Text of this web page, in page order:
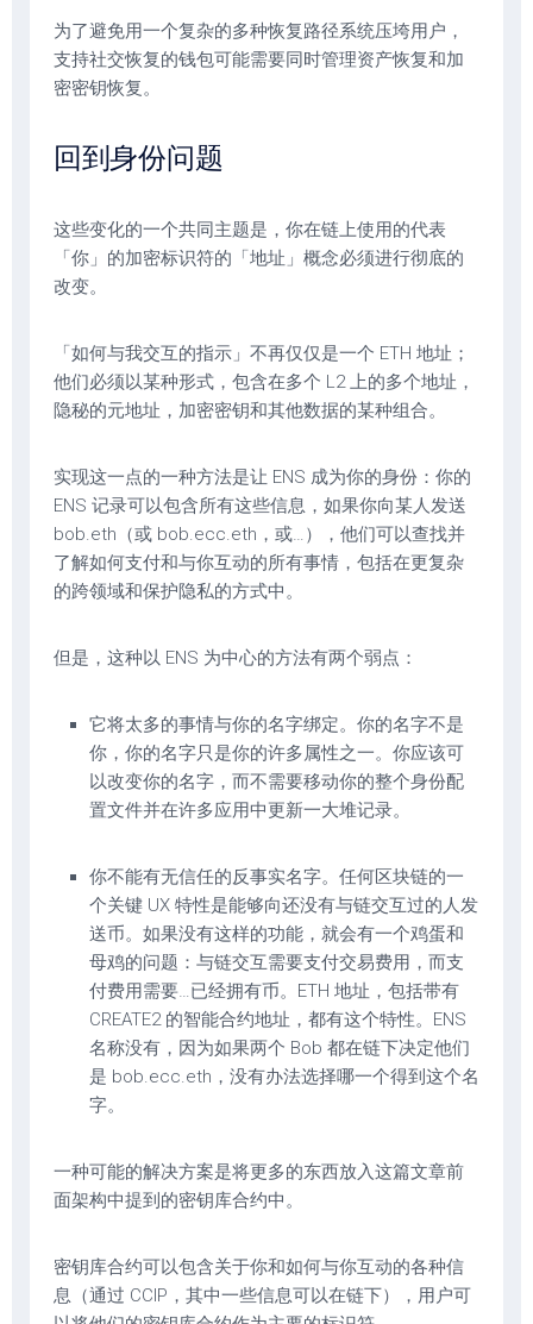
为了避免用一个复杂的多种恢复路径系统压垮用户，
支持社交恢复的钱包可能需要同时管理资产恢复和加
密密钥恢复。
回到身份问题
这些变化的一个共同主题是，你在链上使用的代表
「你」的加密标识符的「地址」概念必须进行彻底的
改变。
「如何与我交互的指示」不再仅仅是一个 ETH 地址；
他们必须以某种形式，包含在多个 L2 上的多个地址，
隐秘的元地址，加密密钥和其他数据的某种组合。
实现这一点的一种方法是让 ENS 成为你的身份：你的
ENS 记录可以包含所有这些信息，如果你向某人发送
bob.eth（或 bob.ecc.eth，或…），他们可以查找并
了解如何支付和与你互动的所有事情，包括在更复杂
的跨领域和保护隐私的方式中。
但是，这种以 ENS 为中心的方法有两个弱点：
它将太多的事情与你的名字绑定。你的名字不是
你，你的名字只是你的许多属性之一。你应该可
以改变你的名字，而不需要移动你的整个身份配
置文件并在许多应用中更新一大堆记录。
你不能有无信任的反事实名字。任何区块链的一
个关键 UX 特性是能够向还没有与链交互过的人发
送币。如果没有这样的功能，就会有一个鸡蛋和
母鸡的问题：与链交互需要支付交易费用，而支
付费用需要…已经拥有币。ETH 地址，包括带有
CREATE2 的智能合约地址，都有这个特性。ENS
名称没有，因为如果两个 Bob 都在链下决定他们
是 bob.ecc.eth，没有办法选择哪一个得到这个名
字。
一种可能的解决方案是将更多的东西放入这篇文章前
面架构中提到的密钥库合约中。
密钥库合约可以包含关于你和如何与你互动的各种信
息（通过 CCIP，其中一些信息可以在链下），用户可